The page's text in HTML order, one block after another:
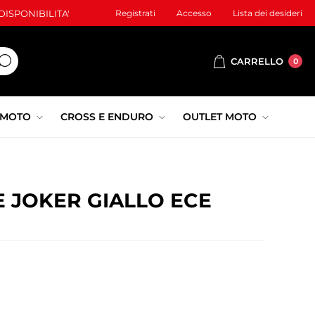
Registrati Accesso Lista dei desideri
CARRELLO 0
CROSS E ENDURO OUTLET MOTO
JOKER GIALLO ECE